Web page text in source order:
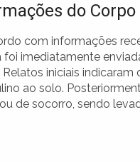
do
com informações
foi imediatamente
iniciais
ao solo.
de socorro, sendo